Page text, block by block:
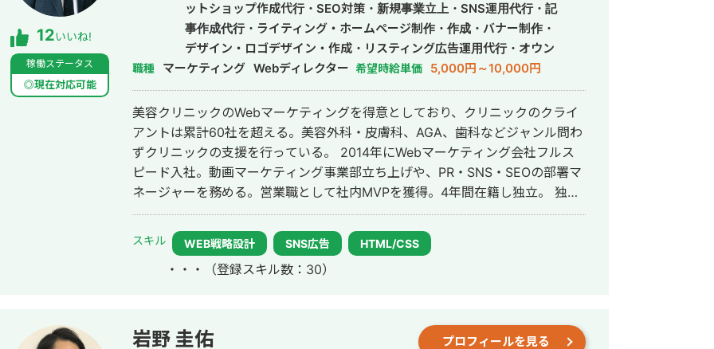
12いいね!
稼働ステータス
◎現在対応可能
ットショップ作成代行・SEO対策・新規事業立上・SNS運用代行・記
事作成代行・ライティング・ホームページ制作・作成・バナー制作・
デザイン・ロゴデザイン・作成・リスティング広告運用代行・オウン
ドメディア制作・構築・運用代行・動画制作・動画編集・営業代行
職種 マーケティング Webディレクター 希望時給単価 5,000円～10,000円
美容クリニックのWebマーケティングを得意としており、クリニックのクライ
アントは累計60社を超える。美容外科・皮膚科、AGA、歯科などジャンル問わ
ずクリニックの支援を行っている。 2014年にWebマーケティング会社フルス
ピード入社。動画マーケティング事業部立ち上げや、PR・SNS・SEOの部署マ
ネージャーを務める。営業職として社内MVPを獲得。4年間在籍し独立。 独立
後はフリーランスとなり、フロントエンドエンジニア兼総合Webマーケターと
して活動。現在はWebコンサルティング会社を創設し、法人としてStockSunに
スキル WEB戦略設計 SNS広告 HTML/CSS
・・・ （登録スキル数：30）
岩野 圭佑 プロフィールを見る